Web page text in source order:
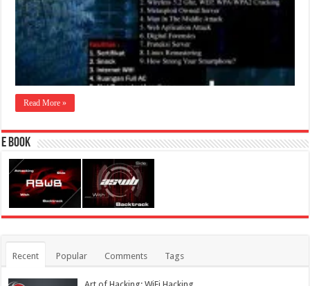
Read More »
E Book
Recent Popular Comments Tags